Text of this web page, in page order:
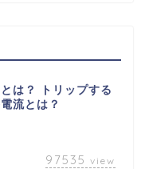
は？ トリップする
流とは？
97535 view